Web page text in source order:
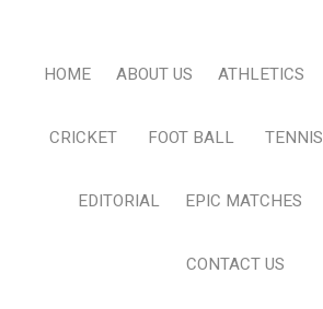
HOME ABOUT US ATHLETICS
CRICKET FOOT BALL TENNIS
EDITORIAL EPIC MATCHES
CONTACT US